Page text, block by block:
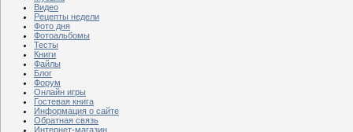
Видео
Рецепты недели
Фото дня
Фотоальбомы
Тесты
Книги
Файлы
Блог
Форум
Онлайн игры
Гостевая книга
Информация о сайте
Обратная связь
Интернет-магазин